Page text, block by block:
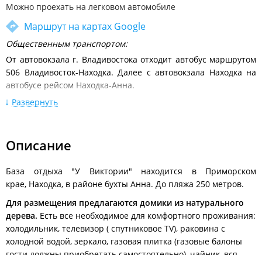
Можно проехать на легковом автомобиле
Маршрут на картах Google
Общественным транспортом:
От автовокзала г. Владивостока отходит автобус маршрутом
506 Владивосток-Находка. Далее с автовокзала Находка на
автобусе рейсом Находка-Анна.
Или прямым автобусом №544 Владивосток-Южно-Морской,
автовокзала Владивосток
По трассе Владивосток-Находка до с. Душкино, далее
поворот до пос. Ливадия. Оттуда 20 км. до бухты Анна. Въезд
в жилой район Анна и сразу направо, через 40 метров снова
направо.
Развернуть
Описание
База отдыха "У Виктории" находится в Приморском
крае, Находка, в районе бухты Анна. До пляжа 250 метров.
Для размещения предлагаются домики из натурального
дерева. Есть все необходимое для комфортного проживания:
холодильник, телевизор ( спутниковое TV), раковина с
холодной водой, зеркало, газовая плитка (газовые балоны